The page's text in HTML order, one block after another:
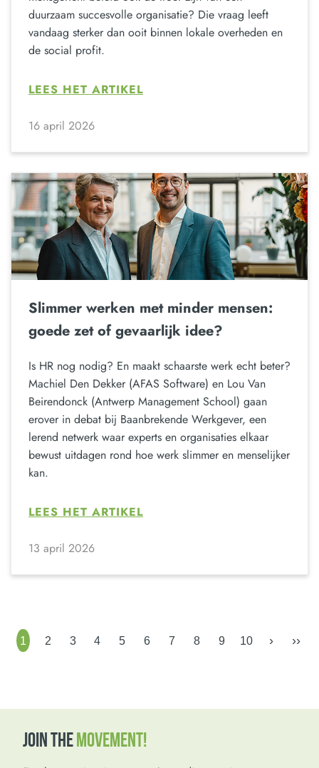
duurzaam succesvolle organisatie? Die vraag leeft
vandaag sterker dan ooit binnen lokale overheden en
de social profit.
LEES HET ARTIKEL
16 april 2026
Slimmer werken met minder mensen:
goede zet of gevaarlijk idee?
Is HR nog nodig? En maakt schaarste werk echt beter?
Machiel Den Dekker (AFAS Software) en Lou Van
Beirendonck (Antwerp Management School) gaan
erover in debat bij Baanbrekende Werkgever, een
lerend netwerk waar experts en organisaties elkaar
bewust uitdagen rond hoe werk slimmer en menselijker
kan.
LEES HET ARTIKEL
13 april 2026
1 2 3 4 5 6 7 8 9 10 › ››
JOIN THEMOVEMENT!